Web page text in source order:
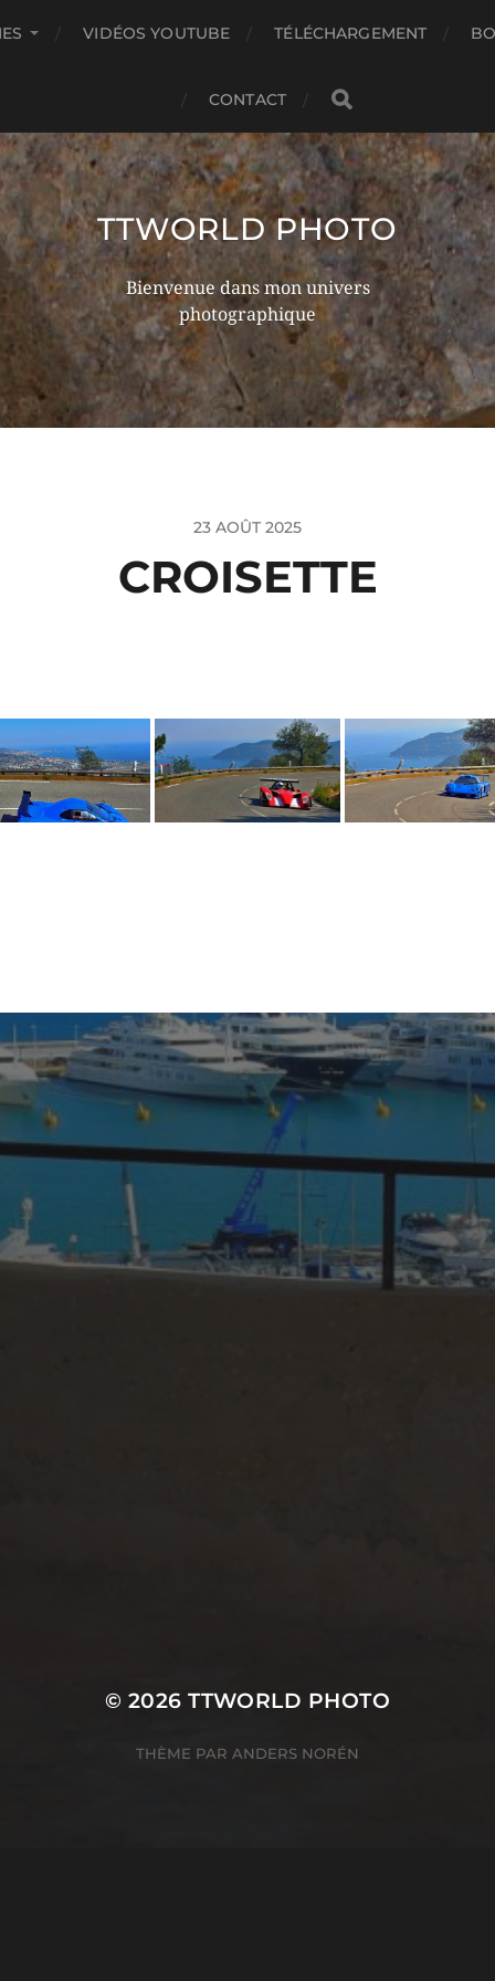
VIDÉOS YOUTUBE TÉLÉCHARGEMENT
CONTACT
TTWORLD PHOTO
Bienvenue dans mon univers
photographique
23 AOÛT 2025
CROISETTE
16 JUIN 2025
GOLFE-JUAN : UN
VOYAGE DANS LE
TEMPS MOTORISÉ
AVEC LE
© 2026TTWORLD PHOTO
THÈME PAR ANDERS NORÉN